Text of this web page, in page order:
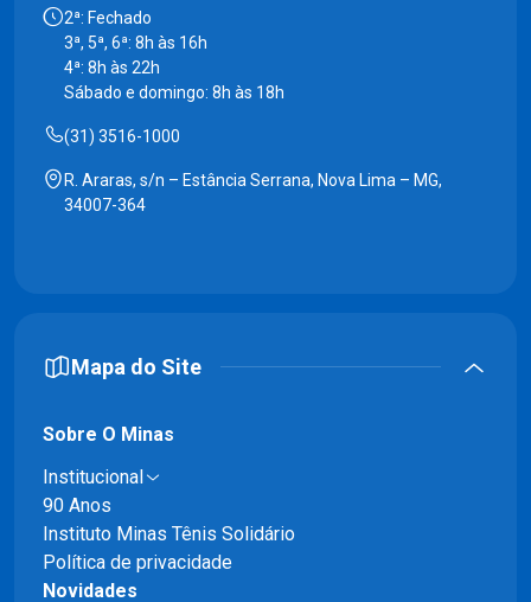
2ª: Fechado
3ª, 5ª, 6ª: 8h às 16h
4ª: 8h às 22h
Sábado e domingo: 8h às 18h
(31) 3516-1000
R. Araras, s/n – Estância Serrana, Nova Lima – MG,
34007-364
Mapa do Site
Sobre O Minas
Institucional
90 Anos
Instituto Minas Tênis Solidário
Política de privacidade
Novidades